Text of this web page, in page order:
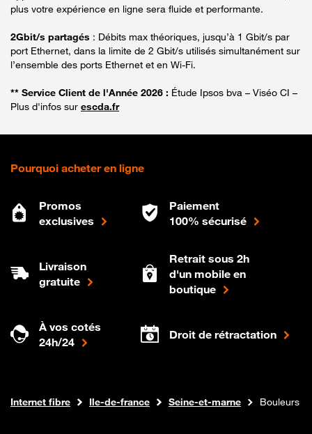
plus votre expérience en ligne sera fluide et performante.
2Gbit/s partagés : Débits max théoriques, jusqu’à 1 Gbit/s par
port Ethernet, dans la limite de 2 Gbit/s utilisés simultanément sur
l’ensemble des ports Ethernet et en Wi-Fi.
** Service Client de l'Année 2026 : Étude Ipsos bva – Viséo CI –
Plus d'infos sur escda.fr
Pourquoi acheter en ligne
Promos
exclusives
Paiement
100% sécurisé
Livraison
gratuite
Retrait sous 2h
d'un mobile en
boutique
À vos cotés
24h/24
Droit de rétractation
Boutique Orange
Internet fibre Ile-de-france Seine-et-marne Bouleurs